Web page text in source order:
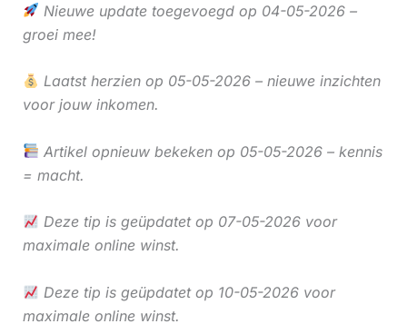
Nieuwe update toegevoegd op 04-05-2026 –
groei mee!
Laatst herzien op 05-05-2026 – nieuwe inzichten
voor jouw inkomen.
Artikel opnieuw bekeken op 05-05-2026 – kennis
= macht.
Deze tip is geüpdatet op 07-05-2026 voor
maximale online winst.
Deze tip is geüpdatet op 10-05-2026 voor
maximale online winst.